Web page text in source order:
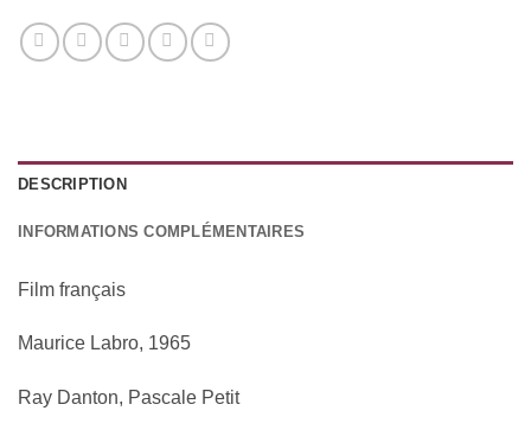
DESCRIPTION
INFORMATIONS COMPLÉMENTAIRES
Film français
Maurice Labro, 1965
Ray Danton, Pascale Petit